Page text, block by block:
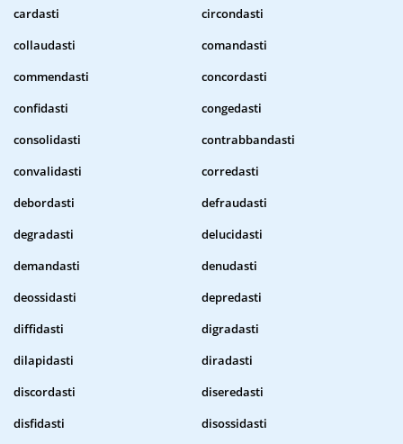
cardasti
circondasti
collaudasti
comandasti
commendasti
concordasti
confidasti
congedasti
consolidasti
contrabbandasti
convalidasti
corredasti
debordasti
defraudasti
degradasti
delucidasti
demandasti
denudasti
deossidasti
depredasti
diffidasti
digradasti
dilapidasti
diradasti
discordasti
diseredasti
disfidasti
disossidasti